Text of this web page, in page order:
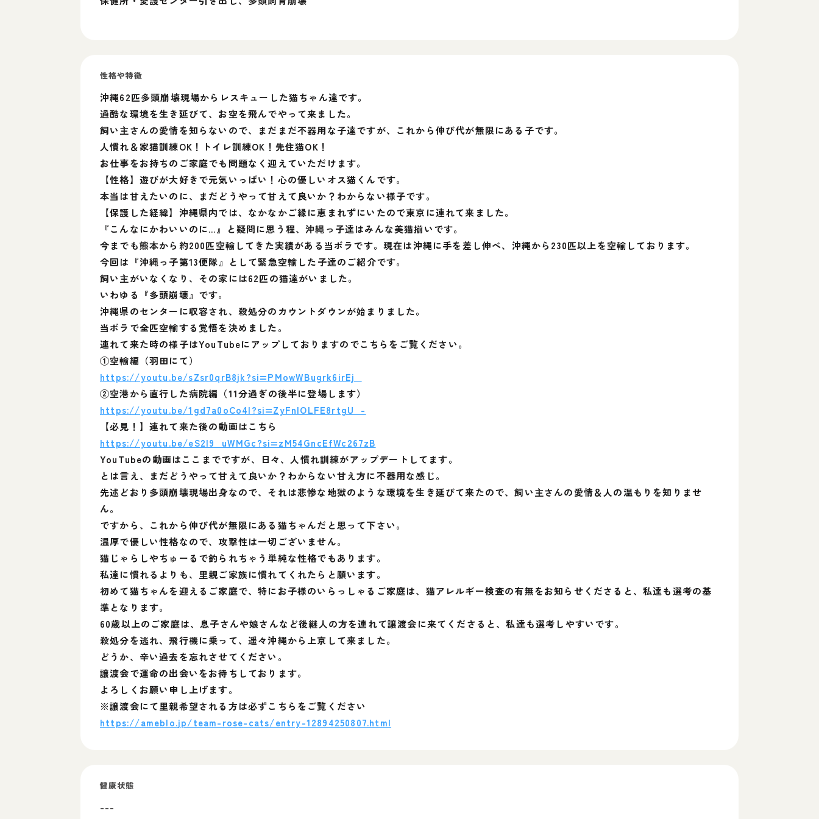
性格や特徴
沖縄62匹多頭崩壊現場からレスキューした猫ちゃん達です。
過酷な環境を生き延びて、お空を飛んでやって来ました。
飼い主さんの愛情を知らないので、まだまだ不器用な子達ですが、これから伸び代が無限にある子です。
人慣れ＆家猫訓練OK！トイレ訓練OK！先住猫OK！
お仕事をお持ちのご家庭でも問題なく迎えていただけます。
【性格】遊びが大好きで元気いっぱい！心の優しいオス猫くんです。
本当は甘えたいのに、まだどうやって甘えて良いか？わからない様子です。
【保護した経緯】沖縄県内では、なかなかご縁に恵まれずにいたので東京に連れて来ました。
『こんなにかわいいのに…』と疑問に思う程、沖縄っ子達はみんな美猫揃いです。
今までも熊本から約200匹空輸してきた実績がある当ボラです。現在は沖縄に手を差し伸べ、沖縄から230匹以上を空輸しております。
今回は『沖縄っ子第13便隊』として緊急空輸した子達のご紹介です。
飼い主がいなくなり、その家には62匹の猫達がいました。
いわゆる『多頭崩壊』です。
沖縄県のセンターに収容され、殺処分のカウントダウンが始まりました。
当ボラで全匹空輸する覚悟を決めました。
連れて来た時の様子はYouTubeにアップしておりますのでこちらをご覧ください。
①空輸編（羽田にて）
https://youtu.be/sZsr0qrB8jk?si=PMowWBugrk6irEj_
②空港から直行した病院編（11分過ぎの後半に登場します）
https://youtu.be/1gd7a0oCo4I?si=ZyFnlOLFE8rtgU_-
【必見！】連れて来た後の動画はこちら
https://youtu.be/eS2I9_uWMGc?si=zM54GncEfWc267zB
YouTubeの動画はここまでですが、日々、人慣れ訓練がアップデートしてます。
とは言え、まだどうやって甘えて良いか？わからない甘え方に不器用な感じ。
先述どおり多頭崩壊現場出身なので、それは悲惨な地獄のような環境を生き延びて来たので、飼い主さんの愛情＆人の温もりを知りませ
ん。
ですから、これから伸び代が無限にある猫ちゃんだと思って下さい。
温厚で優しい性格なので、攻撃性は一切ございません。
猫じゃらしやちゅーるで釣られちゃう単純な性格でもあります。
私達に慣れるよりも、里親ご家族に慣れてくれたらと願います。
初めて猫ちゃんを迎えるご家庭で、特にお子様のいらっしゃるご家庭は、猫アレルギー検査の有無をお知らせくださると、私達も選考の基
準となります。
60歳以上のご家庭は、息子さんや娘さんなど後継人の方を連れて譲渡会に来てくださると、私達も選考しやすいです。
殺処分を逃れ、飛行機に乗って、遥々沖縄から上京して来ました。
どうか、辛い過去を忘れさせてください。
譲渡会で運命の出会いをお待ちしております。
よろしくお願い申し上げます。
※譲渡会にて里親希望される方は必ずこちらをご覧ください
https://ameblo.jp/team-rose-cats/entry-12894250807.html
健康状態
---